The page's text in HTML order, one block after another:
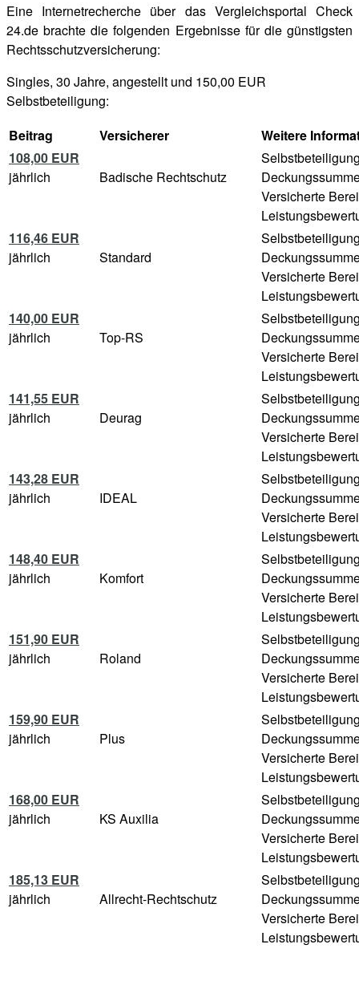
Eine Internetrecherche über das Vergleichsportal Check
24.de brachte die folgenden Ergebnisse für die günstigsten
Rechtsschutzversicherung:
Singles, 30 Jahre, angestellt und 150,00 EUR
Selbstbeteiligung:
Beitrag
Versicherer
Weitere
108,00 EUR
jährlich
Badische Rechtschutz
Versicherte
116,46 EUR
jährlich
Standard
Versicherte
140,00 EUR
jährlich
Top-RS
Versicherte
141,55 EUR
jährlich
Deurag
Versicherte
143,28 EUR
jährlich
IDEAL
Versicherte
148,40 EUR
jährlich
Komfort
Versicherte
151,90 EUR
jährlich
Roland
Versicherte
159,90 EUR
jährlich
Plus
Versicherte
168,00 EUR
jährlich
KS Auxilia
Versicherte
185,13 EUR
jährlich
Allrecht-Rechtschutz
Versicherte